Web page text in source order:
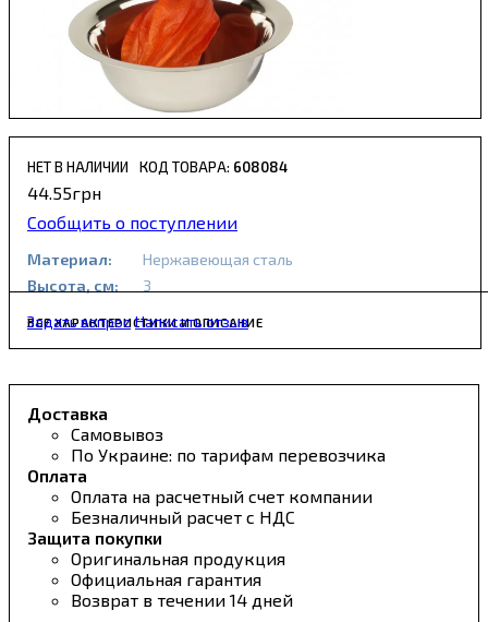
НЕТ В НАЛИЧИИ 608084
44.55грн
Сообщить о поступлении
Материал:
Нержавеющая сталь
Высота, см:
3
ВСЕ ХАРАКТЕРИСТИКИ И ОПИСАНИЕ
Задать вопрос Написать отзыв
Доставка
Самовывоз
По Украине: по тарифам перевозчика
Оплата
Оплата на расчетный счет компании
Безналичный расчет с НДС
Защита покупки
Оригинальная продукция
Официальная гарантия
Возврат в течении 14 дней